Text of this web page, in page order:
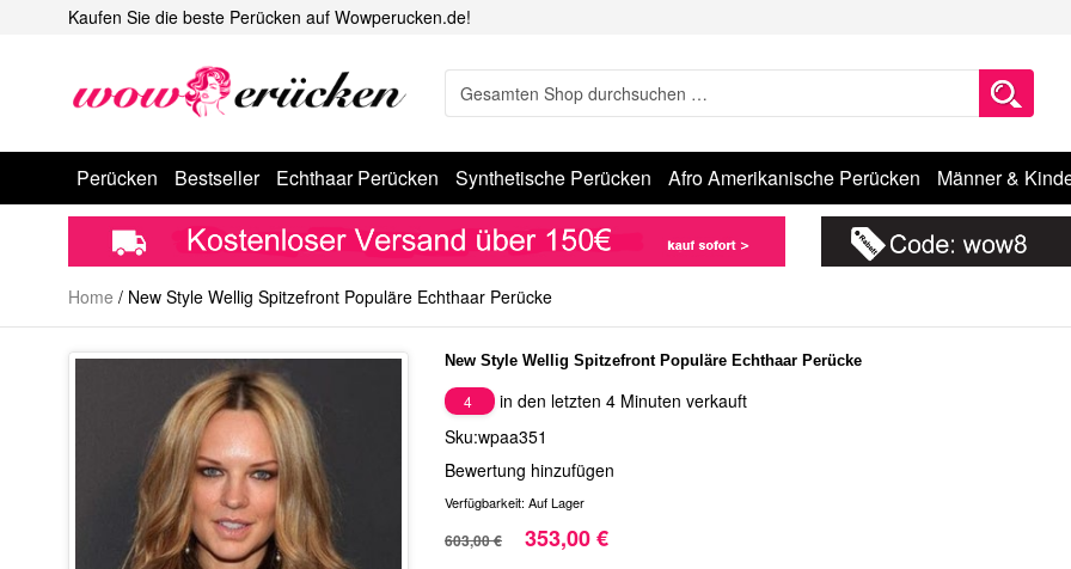
Kaufen Sie die beste Perücken auf Wowperucken.de!
Perücken Bestseller Echthaar Perücken Synthetische Perücken Afro Amerikanische Perücken Männer &
Home / New Style Wellig Spitzefront Populäre Echthaar Perücke
New Style Wellig Spitzefront Populäre Echthaar Perücke
4
in den letzten 4 Minuten verkauft
Sku:wpaa351
Bewertung hinzufügen
Verfügbarkeit: Auf Lager
603,00 € 353,00 €